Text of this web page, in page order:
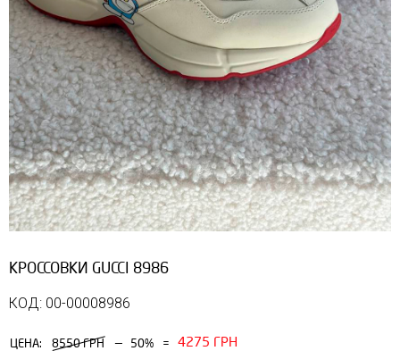
КРОССОВКИ GUCCI 8986
КОД: 00-00008986
ЦЕНА: 8550 ГРН — 50% = 4275 ГРН